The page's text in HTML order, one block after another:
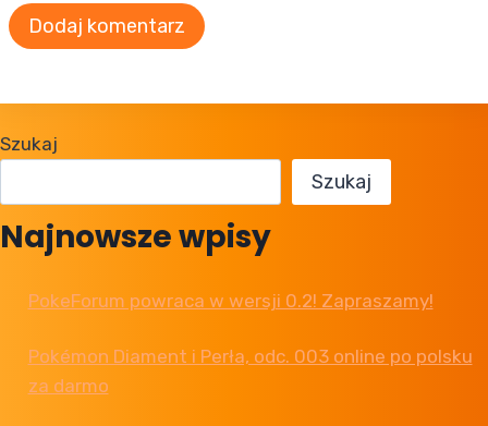
Szukaj
Szukaj
Najnowsze wpisy
PokeForum powraca w wersji 0.2! Zapraszamy!
Pokémon Diament i Perła, odc. 003 online po polsku
za darmo